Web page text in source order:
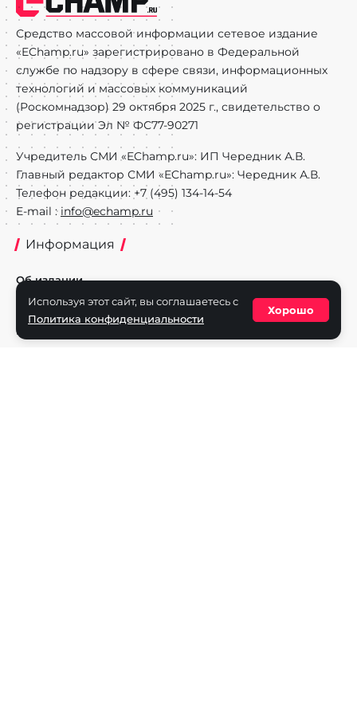
Средство массовой информации сетевое издание
«EChamp.ru» зарегистрировано в Федеральной
службе по надзору в сфере связи, информационных
технологий и массовых коммуникаций
(Роскомнадзор) 29 октября 2025 г., свидетельство о
регистрации Эл № ФС77-90271
Учредитель СМИ «EChamp.ru»: ИП Чередник А.В.
Главный редактор СМИ «EChamp.ru»: Чередник А.В.
Телефон редакции: +7 (495) 134-14-54
E-mail : info@echamp.ru
Информация
Об издании
Реклама на портале
Политика конфиденциальности
Используя этот сайт, вы соглашаетесь с
Политика конфиденциальности
Хорошо